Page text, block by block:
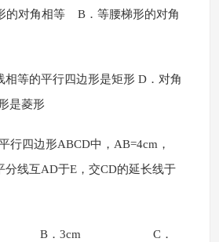
的对角相等 B．等腰梯形的对角
相等的平行四边形是矩形 D．对角
是菱形
行四边形ABCD中，AB=4cm，
线互AD于E，交CD的延长线于
B．3cm C．